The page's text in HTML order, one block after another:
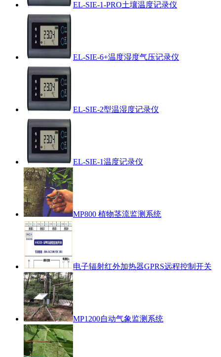
EL-SIE-1-PRO土壤温度记录仪
EL-SIE-6+温度湿度气压记录仪
EL-SIE-2型温湿度记录仪
EL-SIE-1温度记录仪
MP800 植物茎流监测系统
电子辐射红外加热器GPRS远程控制开关
MP1200自动气象监测系统